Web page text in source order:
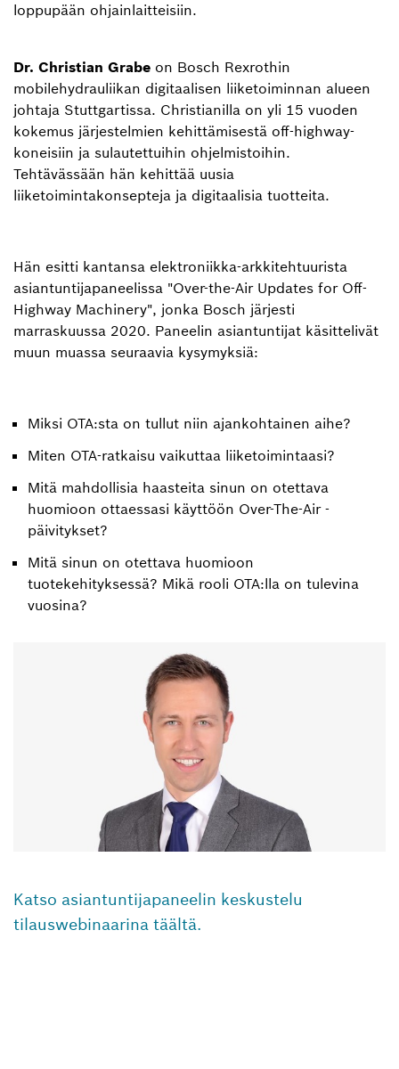
loppupään ohjainlaitteisiin.
Dr. Christian Grabe on Bosch Rexrothin
mobilehydrauliikan digitaalisen liiketoiminnan alueen
johtaja Stuttgartissa. Christianilla on yli 15 vuoden
kokemus järjestelmien kehittämisestä off-highway-
koneisiin ja sulautettuihin ohjelmistoihin.
Tehtävässään hän kehittää uusia
liiketoimintakonsepteja ja digitaalisia tuotteita.
Hän esitti kantansa elektroniikka-arkkitehtuurista
asiantuntijapaneelissa "Over-the-Air Updates for Off-
Highway Machinery", jonka Bosch järjesti
marraskuussa 2020. Paneelin asiantuntijat käsittelivät
muun muassa seuraavia kysymyksiä:
Miksi OTA:sta on tullut niin ajankohtainen aihe?
Miten OTA-ratkaisu vaikuttaa liiketoimintaasi?
Mitä mahdollisia haasteita sinun on otettava
huomioon ottaessasi käyttöön Over-The-Air -
päivitykset?
Mitä sinun on otettava huomioon
tuotekehityksessä? Mikä rooli OTA:lla on tulevina
vuosina?
Katso asiantuntijapaneelin keskustelu
tilauswebinaarina täältä.